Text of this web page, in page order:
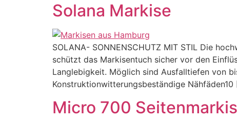
Solana Markise
SOLANA- SONNENSCHUTZ MIT STIL Die
schützt das Markisentuch sicher vor den
Langlebigkeit. Möglich sind Ausfalltiefen von
Konstruktionwitterungsbeständige Nähfäden10
Micro 700